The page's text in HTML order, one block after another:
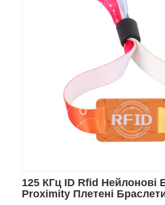
125 КГц ID Rfid Нейлонові
Proximity Плетені